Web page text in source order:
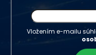
Vložením e-mailu